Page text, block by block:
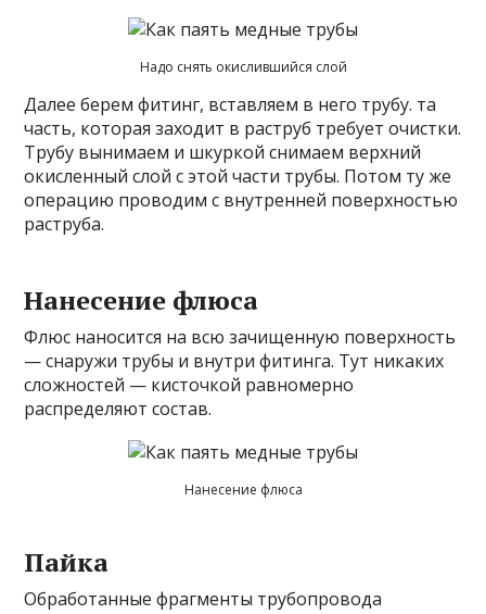
Надо снять окислившийся слой
Далее берем фитинг, вставляем в него трубу. та
часть, которая заходит в раструб требует очистки.
Трубу вынимаем и шкуркой снимаем верхний
окисленный слой с этой части трубы. Потом ту же
операцию проводим с внутренней поверхностью
раструба.
Нанесение флюса
Флюс наносится на всю зачищенную поверхность
— снаружи трубы и внутри фитинга. Тут никаких
сложностей — кисточкой равномерно
распределяют состав.
Нанесение флюса
Пайка
Обработанные фрагменты трубопровода